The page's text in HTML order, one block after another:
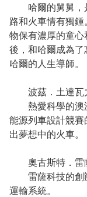
哈爾的舅舅，
路和火車情有獨
物保有濃厚的童
後，和哈爾成為
哈爾的人生導師。
波茲．土達瓦
熱愛科學的澳
能源列車設計競
出夢想中的火車。
奧古斯特．雷
雷薩科技的創
運輸系統。